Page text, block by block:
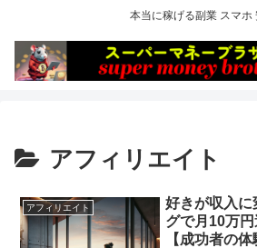
本当に稼げる副業 スマホ
アフィリエイト
アフィリエイト
好きが収入に
グで月10万
【成功者の体